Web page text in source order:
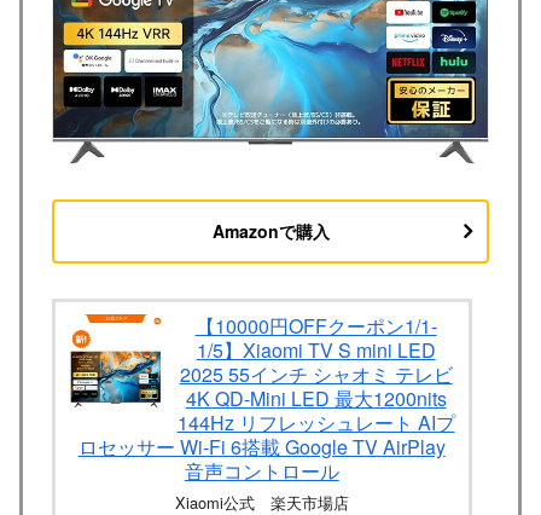
Amazonで購入
【10000円OFFクーポン1/1-
1/5】Xiaomi TV S mini LED
2025 55インチ シャオミ テレビ
4K QD-Mini LED 最大1200nits
144Hz リフレッシュレート AIプ
ロセッサー Wi-Fi 6搭載 Google TV AirPlay
音声コントロール
Xiaomi公式 楽天市場店